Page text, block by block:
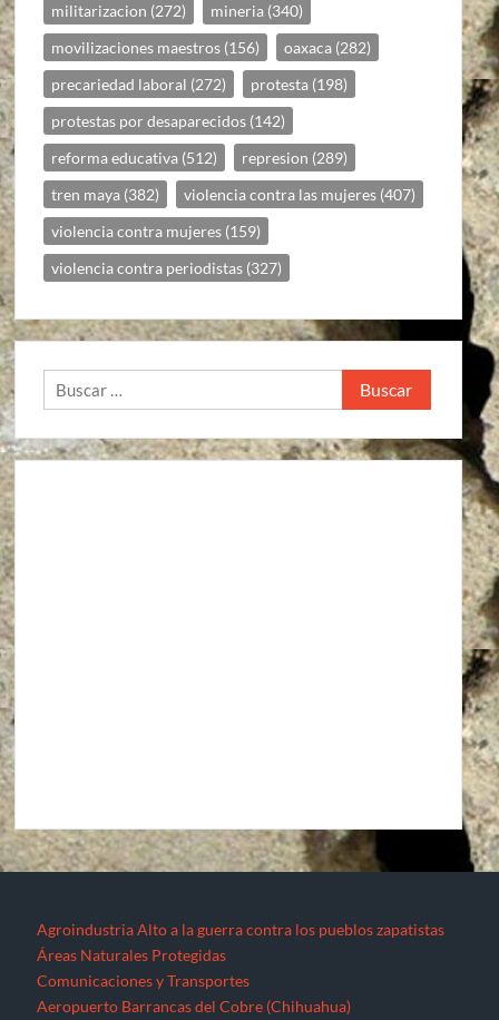
militarizacion (272) mineria (340)
movilizaciones maestros (156) oaxaca (282)
precariedad laboral (272) protesta (198)
protestas por desaparecidos (142)
reforma educativa (512) represion (289)
tren maya (382) violencia contra las mujeres (407)
violencia contra mujeres (159)
violencia contra periodistas (327)
Buscar:
Agroindustria Alto a la guerra contra los pueblos zapatistas
Áreas Naturales Protegidas
Comunicaciones y Transportes
Aeropuerto Barrancas del Cobre (Chihuahua)